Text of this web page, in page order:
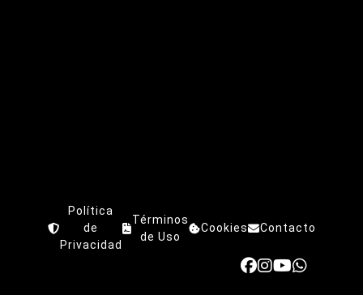
Política
de
Privacidad
Términos
de Uso
Cookies Contacto